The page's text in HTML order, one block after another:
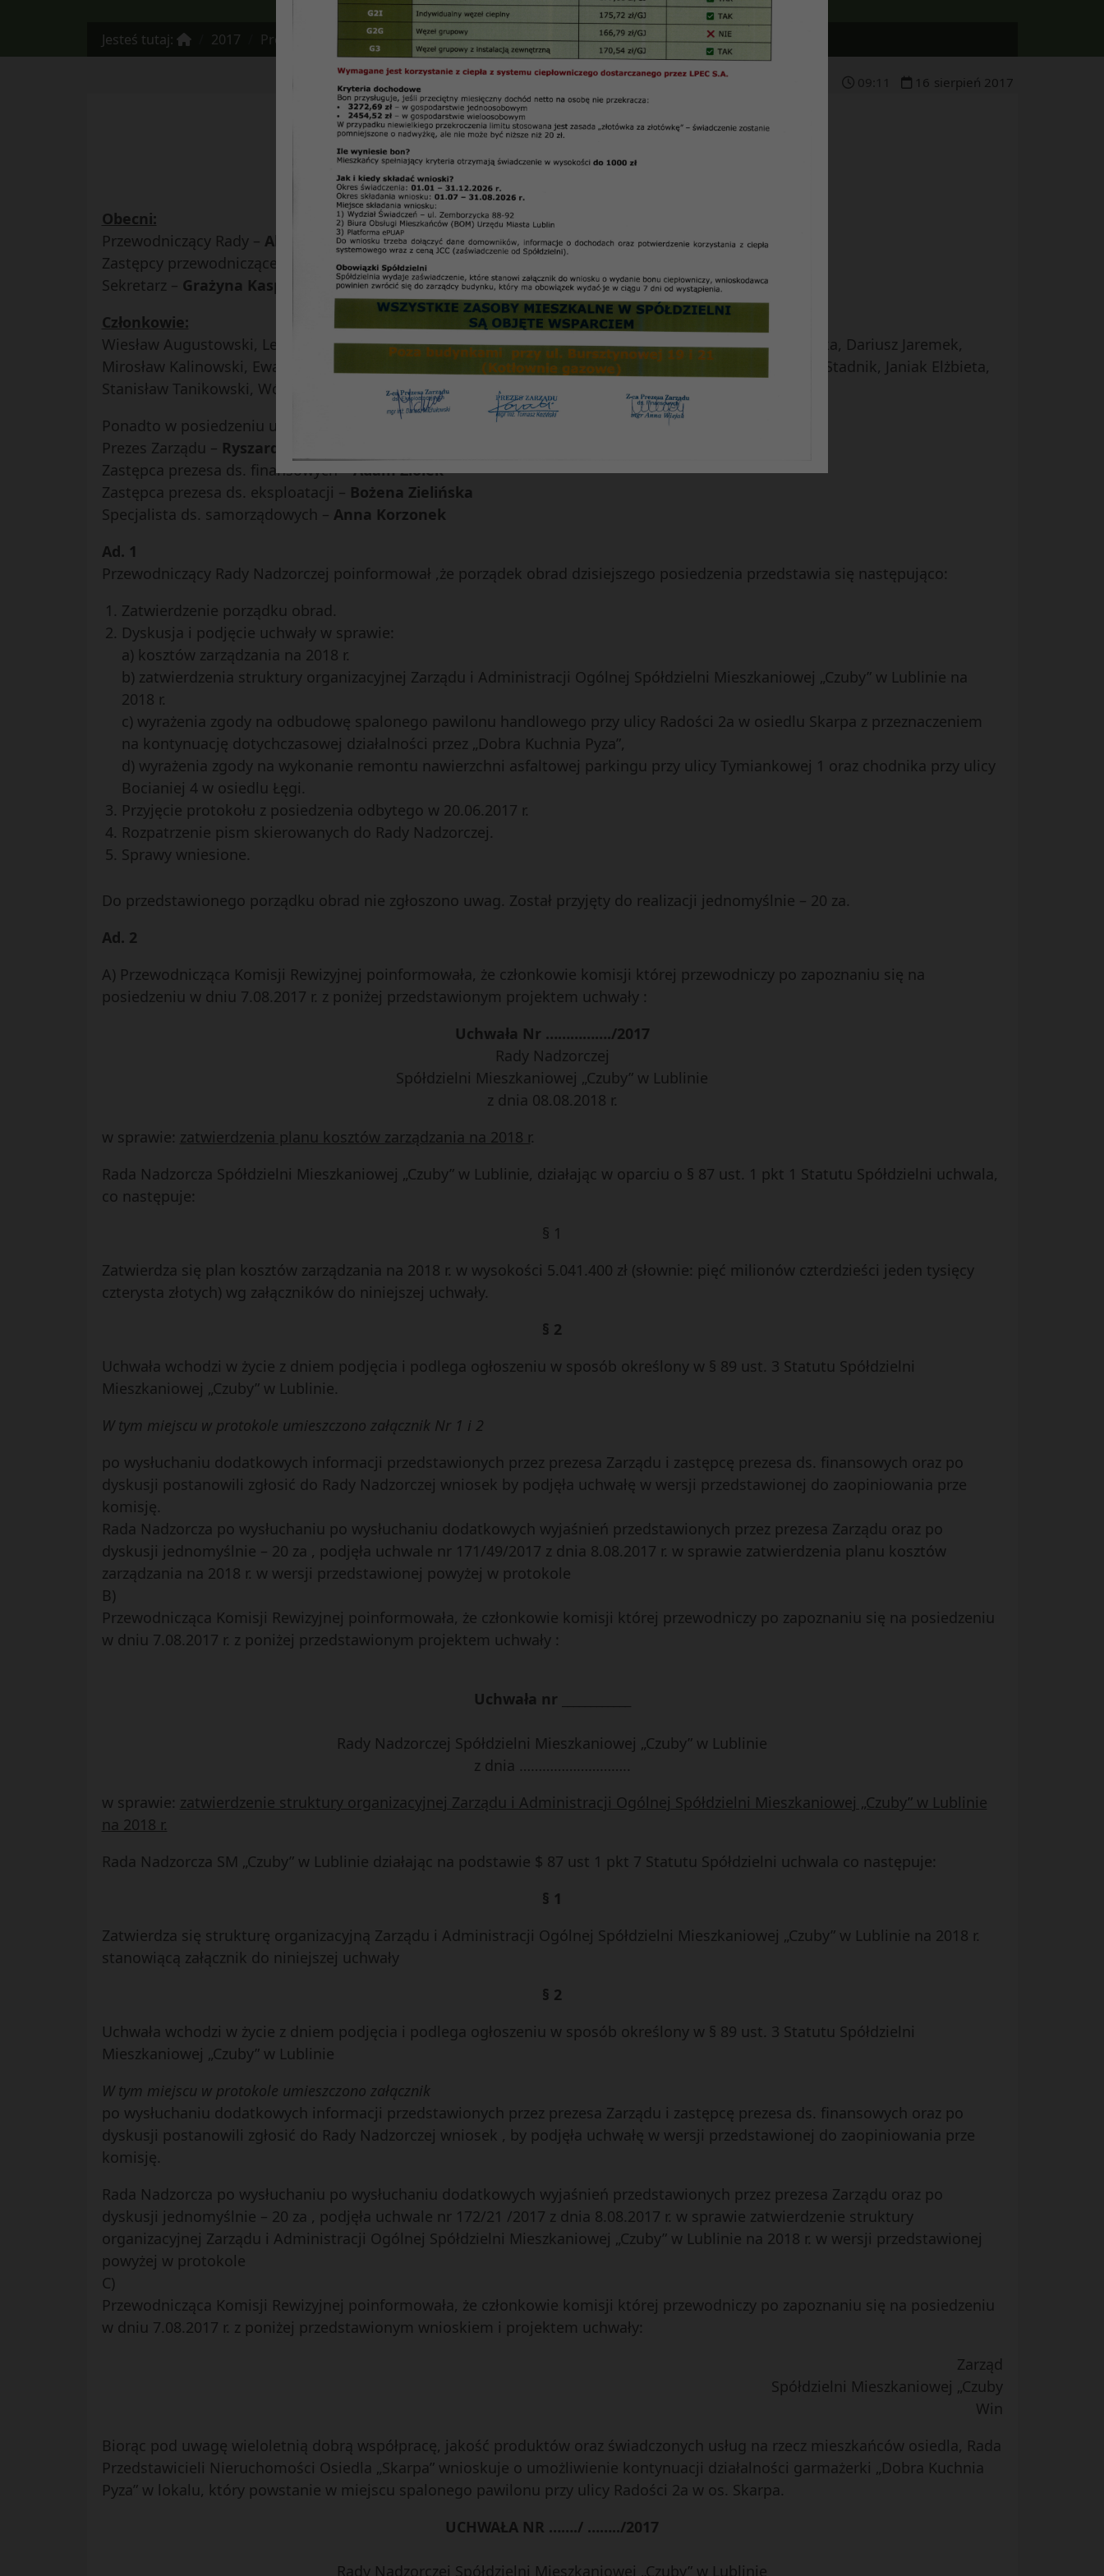
Jesteś tutaj: 2017 Protokół RN Nr 07/2017 z dnia 08.08.2017 r.
09 11 16 sierpień 2017
Protokół nr 7/2017
z posiedzenia plenarnego Rady Nadzorczej SM „Czuby” w Lublinie
odbytego w dniu 8.08.2017 r.
Obecni:
Przewodniczący Rady – Alicja Stadnicka
Zastępcy przewodniczącego –
Edward Jasiński, Koszałka Urszula
Sekretarz – Grażyna Kasprzak
Członkowie:
Wiesław Augustowski, Leszek Bartoszcze, Anna Ciechan, Edward Dudek, Joanna Guz, Barbara Rupczewska, Dariusz Jaremek,
Mirosław Kalinowski, Ewa Kosiak, Henryk Lewandowski, Zbigniew Ławniczak,Tadeusz Szczygieł, Grażyna Stadnik, Janiak Elżbieta,
Stanisław Tanikowski, Wójtowicz Bożena .
Ponadto w posiedzeniu uczestniczyli:
Prezes Zarządu – Ryszard Burski
Zastępca prezesa ds. finansowych –Adam Ziółek
Zastępca prezesa ds. eksploatacji – Bożena Zielińska
Specjalista ds. samorządowych – Anna Korzonek
Ad. 1
Przewodniczący Rady Nadzorczej poinformował ,że porządek obrad dzisiejszego posiedzenia przedstawia się następująco:
Zatwierdzenie porządku obrad.
Dyskusja i podjęcie uchwały w sprawie:
a) kosztów zarządzania na 2018 r.
b) zatwierdzenia struktury organizacyjnej Zarządu i Administracji Ogólnej Spółdzielni Mieszkaniowej „Czuby” w Lublinie na
2018 r.
c) wyrażenia zgody na odbudowę spalonego pawilonu handlowego przy ulicy Radości 2a w osiedlu Skarpa z przeznaczeniem
na kontynuację dotychczasowej działalności przez „Dobra Kuchnia Pyza”,
d) wyrażenia zgody na wykonanie remontu nawierzchni asfaltowej parkingu przy ulicy Tymiankowej 1 oraz chodnika przy ulicy
Bocianiej 4 w osiedlu Łęgi.
Przyjęcie protokołu z posiedzenia odbytego w 20.06.2017 r.
Rozpatrzenie pism skierowanych do Rady Nadzorczej.
Sprawy wniesione.
Do przedstawionego porządku obrad nie zgłoszono uwag. Został przyjęty do realizacji jednomyślnie – 20 za.
Ad. 2
A) Przewodnicząca Komisji Rewizyjnej poinformowała, że członkowie komisji której przewodniczy po zapoznaniu się na
posiedzeniu w dniu 7.08.2017 r. z poniżej przedstawionym projektem uchwały :
Uchwała Nr ……………./2017
Rady Nadzorczej
Spółdzielni Mieszkaniowej „Czuby” w Lublinie
z dnia 08.08.2018 r.
w sprawie: zatwierdzenia planu kosztów zarządzania na 2018 r.
Rada Nadzorcza Spółdzielni Mieszkaniowej „Czuby” w Lublinie, działając w oparciu o § 87 ust. 1 pkt 1 Statutu Spółdzielni uchwala,
co następuje:
§ 1
Zatwierdza się plan kosztów zarządzania na 2018 r. w wysokości 5.041.400 zł (słownie: pięć milionów czterdzieści jeden tysięcy
czterysta złotych) wg załączników do niniejszej uchwały.
§ 2
Uchwała wchodzi w życie z dniem podjęcia i podlega ogłoszeniu w sposób określony w § 89 ust. 3 Statutu Spółdzielni
Mieszkaniowej „Czuby” w Lublinie.
W tym miejscu w protokole umieszczono załącznik Nr 1 i 2
po wysłuchaniu dodatkowych informacji przedstawionych przez prezesa Zarządu i zastępcę prezesa ds. finansowych oraz po
dyskusji postanowili zgłosić do Rady Nadzorczej wniosek by podjęła uchwałę w wersji przedstawionej do zaopiniowania prze
komisję.
Rada Nadzorcza po wysłuchaniu po wysłuchaniu dodatkowych wyjaśnień przedstawionych przez prezesa Zarządu oraz po
dyskusji jednomyślnie – 20 za , podjęła uchwale nr 171/49/2017 z dnia 8.08.2017 r. w sprawie zatwierdzenia planu kosztów
zarządzania na 2018 r. w wersji przedstawionej powyżej w protokole
B)
Przewodnicząca Komisji Rewizyjnej poinformowała, że członkowie komisji której przewodniczy po zapoznaniu się na posiedzeniu
w dniu 7.08.2017 r. z poniżej przedstawionym projektem uchwały :
Uchwała nr ____________
Rady Nadzorczej Spółdzielni Mieszkaniowej „Czuby” w Lublinie
z dnia ………………………..
w sprawie: zatwierdzenie struktury organizacyjnej Zarządu i Administracji Ogólnej Spółdzielni Mieszkaniowej „Czuby” w Lublinie
na 2018 r.
Rada Nadzorcza SM „Czuby” w Lublinie działając na podstawie $ 87 ust 1 pkt 7 Statutu Spółdzielni uchwala co następuje:
§ 1
Zatwierdza się strukturę organizacyjną Zarządu i Administracji Ogólnej Spółdzielni Mieszkaniowej „Czuby” w Lublinie na 2018 r.
stanowiącą załącznik do niniejszej uchwały
§ 2
Uchwała wchodzi w życie z dniem podjęcia i podlega ogłoszeniu w sposób określony w § 89 ust. 3 Statutu Spółdzielni
Mieszkaniowej „Czuby” w Lublinie
W tym miejscu w protokole umieszczono załącznik
po wysłuchaniu dodatkowych informacji przedstawionych przez prezesa Zarządu i zastępcę prezesa ds. finansowych oraz po
dyskusji postanowili zgłosić do Rady Nadzorczej wniosek , by podjęła uchwałę w wersji przedstawionej do zaopiniowania prze
komisję.
Rada Nadzorcza po wysłuchaniu po wysłuchaniu dodatkowych wyjaśnień przedstawionych przez prezesa Zarządu oraz po
dyskusji jednomyślnie – 20 za , podjęła uchwale nr 172/21 /2017 z dnia 8.08.2017 r. w sprawie zatwierdzenie struktury
organizacyjnej Zarządu i Administracji Ogólnej Spółdzielni Mieszkaniowej „Czuby” w Lublinie na 2018 r. w wersji przedstawionej
powyżej w protokole
C)
Przewodnicząca Komisji Rewizyjnej poinformowała, że członkowie komisji której przewodniczy po zapoznaniu się na posiedzeniu
w dniu 7.08.2017 r. z poniżej przedstawionym wnioskiem i projektem uchwały:
Zarząd
Spółdzielni Mieszkaniowej „Czuby
Win
Biorąc pod uwagę wieloletnią dobrą współpracę, jakość produktów oraz świadczonych usług na rzecz mieszkańców osiedla, Rada
Przedstawicieli Nieruchomości Osiedla „Skarpa” wnioskuje o umożliwienie kontynuacji działalności garmażerki „Dobra Kuchnia
Pyza” w lokalu, który powstanie w miejscu spalonego pawilonu przy ulicy Radości 2a w os. Skarpa.
UCHWAŁA NR ……./ ……../2017
Rady Nadzorczej Spółdzielni Mieszkaniowej „Czuby” w Lublinie